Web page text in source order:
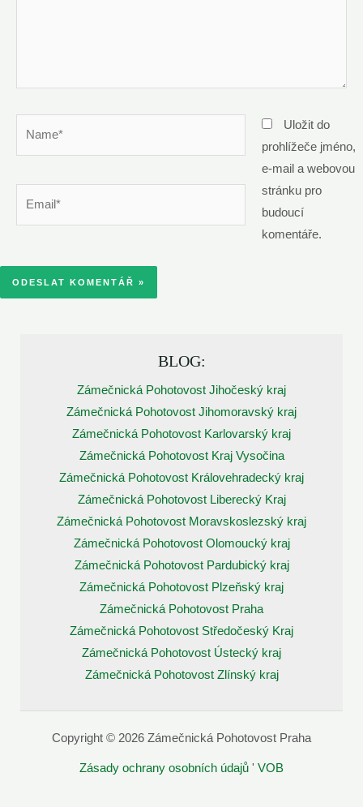
Uložit do
prohlížeče jméno,
e-mail a webovou
stránku pro
budoucí
komentáře.
BLOG:
Zámečnická Pohotovost Jihočeský kraj
Zámečnická Pohotovost Jihomoravský kraj
Zámečnická Pohotovost Karlovarský kraj
Zámečnická Pohotovost Kraj Vysočina
Zámečnická Pohotovost Královehradecký kraj
Zámečnická Pohotovost Liberecký Kraj
Zámečnická Pohotovost Moravskoslezský kraj
Zámečnická Pohotovost Olomoucký kraj
Zámečnická Pohotovost Pardubický kraj
Zámečnická Pohotovost Plzeňský kraj
Zámečnická Pohotovost Praha
Zámečnická Pohotovost Středočeský Kraj
Zámečnická Pohotovost Ústecký kraj
Zámečnická Pohotovost Zlínský kraj
Copyright © 2026 Zámečnická Pohotovost Praha
Zásady ochrany osobních údajů ' VOB